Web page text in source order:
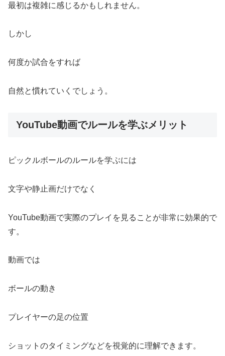
最初は複雑に感じるかもしれません。
しかし
何度か試合をすれば
自然と慣れていくでしょう。
YouTube動画でルールを学ぶメリット
ピックルボールのルールを学ぶには
文字や静止画だけでなく
YouTube動画で実際のプレイを見ることが非常に効果的で
す。
動画では
ボールの動き
プレイヤーの足の位置
ショットのタイミングなどを視覚的に理解できます。